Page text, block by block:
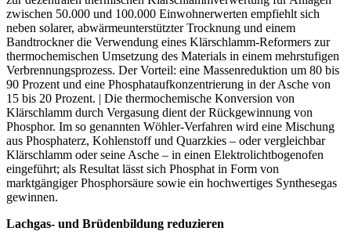
zwischen 50.000 und 100.000 Einwohnerwerten empfiehlt sich
neben solarer, abwärmeunterstützter Trocknung und einem
Bandtrockner die Verwendung eines Klärschlamm-Reformers zur
thermochemischen Umsetzung des Materials in einem mehrstufigen
Verbrennungsprozess. Der Vorteil: eine Massenreduktion um 80 bis
90 Prozent und eine Phosphat­aufkonzentrierung in der Asche von
15 bis 20 Prozent. | Die thermochemische Konversion von
Klärschlamm durch Vergasung dient der Rückgewinnung von
Phosphor. Im so genannten Wöhler-Verfahren wird eine Mischung
aus Phosphaterz, Kohlenstoff und Quarzkies – oder vergleichbar
Klärschlamm oder seine Asche – in einen Elektrolichtbogenofen
eingeführt; als Resultat lässt sich Phosphat in Form von
marktgängiger Phosphorsäure sowie ein hochwertiges Synthesegas
gewinnen.
Lachgas- und Brüdenbildung reduzieren